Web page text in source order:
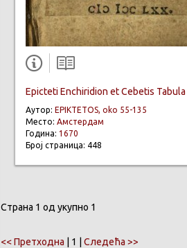
Epicteti Enchiridion et Cebetis Tabula
Аутор: EPIKTETOS, oko 55-135
Место: Амстердам
Година: 1670
Број страница: 448
Страна 1 од укупно 1
<< Претходна | 1 | Следећа >>